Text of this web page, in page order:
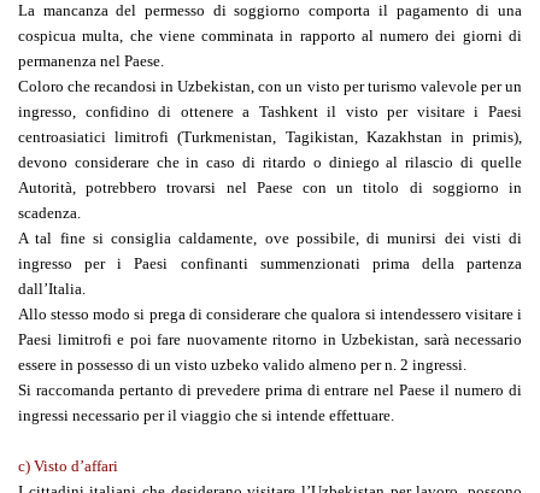
La mancanza del permesso di soggiorno comporta il pagamento di una
cospicua multa, che viene comminata in rapporto al numero dei giorni di
permanenza nel Paese.
Coloro che recandosi in Uzbekistan, con un visto per turismo valevole per un
ingresso, confidino di ottenere a Tashkent il visto per visitare i Paesi
centroasiatici limitrofi (Turkmenistan, Tagikistan, Kazakhstan in primis),
devono considerare che in caso di ritardo o diniego al rilascio di quelle
Autorità, potrebbero trovarsi nel Paese con un titolo di soggiorno in
scadenza.
A tal fine si consiglia caldamente, ove possibile, di munirsi dei visti di
ingresso per i Paesi confinanti summenzionati prima della partenza
dall’Italia.
Allo stesso modo si prega di considerare che qualora si intendessero visitare i
Paesi limitrofi e poi fare nuovamente ritorno in Uzbekistan, sarà necessario
essere in possesso di un visto uzbeko valido almeno per n. 2 ingressi.
Si raccomanda pertanto di prevedere prima di entrare nel Paese il numero di
ingressi necessario per il viaggio che si intende effettuare.
c) Visto d’affari